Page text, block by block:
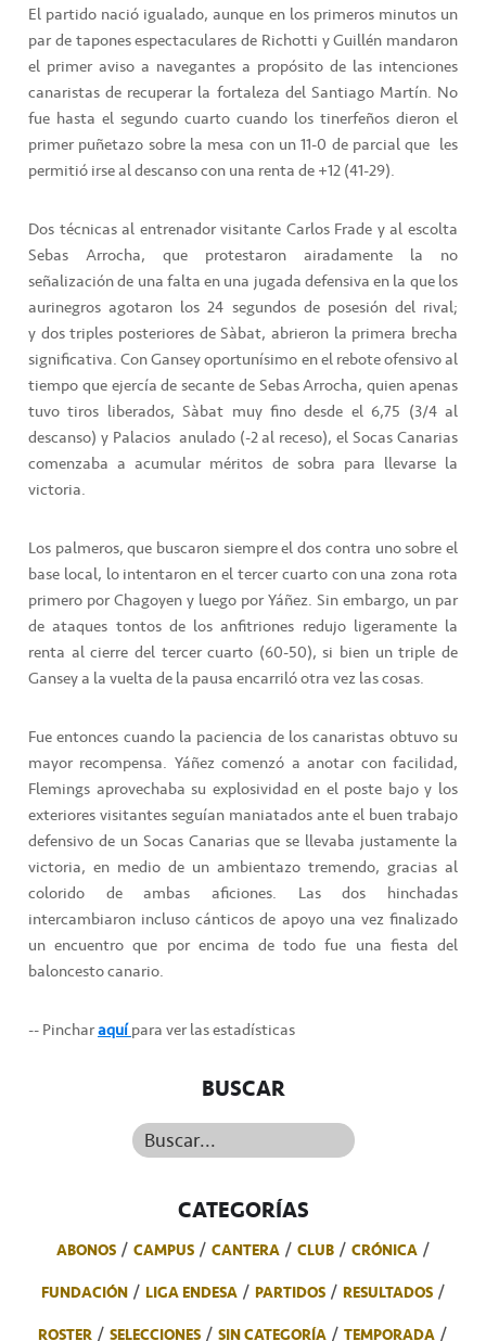
El partido nació igualado, aunque en los primeros minutos un
par de tapones espectaculares de Richotti y Guillén mandaron
el primer aviso a navegantes a propósito de las intenciones
canaristas de recuperar la fortaleza del Santiago Martín. No
fue hasta el segundo cuarto cuando los tinerfeños dieron el
primer puñetazo sobre la mesa con un 11-0 de parcial que les
permitió irse al descanso con una renta de +12 (41-29).
Dos técnicas al entrenador visitante Carlos Frade y al escolta
Sebas Arrocha, que protestaron airadamente la no
señalización de una falta en una jugada defensiva en la que los
aurinegros agotaron los 24 segundos de posesión del rival;
y dos triples posteriores de Sàbat, abrieron la primera brecha
significativa. Con Gansey oportunísimo en el rebote ofensivo al
tiempo que ejercía de secante de Sebas Arrocha, quien apenas
tuvo tiros liberados, Sàbat muy fino desde el 6,75 (3/4 al
descanso) y Palacios anulado (-2 al receso), el Socas Canarias
comenzaba a acumular méritos de sobra para llevarse la
victoria.
Los palmeros, que buscaron siempre el dos contra uno sobre el
base local, lo intentaron en el tercer cuarto con una zona rota
primero por Chagoyen y luego por Yáñez. Sin embargo, un par
de ataques tontos de los anfitriones redujo ligeramente la
renta al cierre del tercer cuarto (60-50), si bien un triple de
Gansey a la vuelta de la pausa encarriló otra vez las cosas.
Fue entonces cuando la paciencia de los canaristas obtuvo su
mayor recompensa. Yáñez comenzó a anotar con facilidad,
Flemings aprovechaba su explosividad en el poste bajo y los
exteriores visitantes seguían maniatados ante el buen trabajo
defensivo de un Socas Canarias que se llevaba justamente la
victoria, en medio de un ambientazo tremendo, gracias al
colorido de ambas aficiones. Las dos hinchadas
intercambiaron incluso cánticos de apoyo una vez finalizado
un encuentro que por encima de todo fue una fiesta del
baloncesto canario.
-- Pincharaquípara ver las estadísticas
BUSCAR
Buscar...
CATEGORÍAS
ABONOS CAMPUS CANTERA CLUB
CRÓNICA
FUNDACIÓN
LIGA ENDESA PARTIDOS
RESULTADOS
ROSTER
SELECCIONES SIN CATEGORÍA TEMPORADA